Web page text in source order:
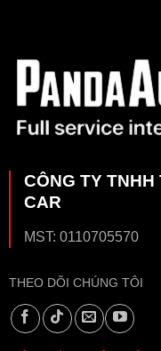
CÔNG TY
CAR
MST: 0110705570
THEO DÕI CHÚNG TÔI